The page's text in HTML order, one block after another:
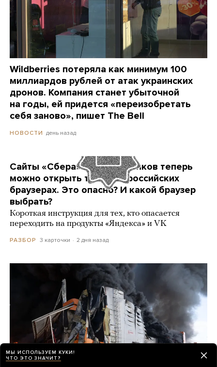
Wildberries потеряла как минимум 100
миллиардов рублей от атак украинских
дронов. Компания станет убыточной
на годы, ей придется «переизобретать
себя заново», пишет The Bell
НОВОСТИ день назад
Сайты «Сбера» и других банков теперь
можно открыть только в российских
браузерах. Это опасно? И какой браузер
выбрать?
Короткая инструкция для тех, кто опасается
переходить на продукты «Яндекса» и VK
РАЗБОР 3 карточки 2 дня назад
МЫ ИСПОЛЬЗУЕМ КУКИ!
ЧТО ЭТО ЗНАЧИТ?